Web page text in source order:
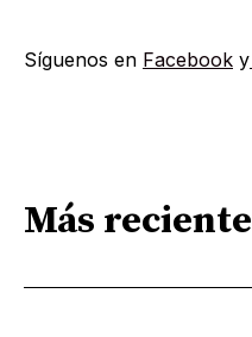
Síguenos en Facebook y
Más reciente